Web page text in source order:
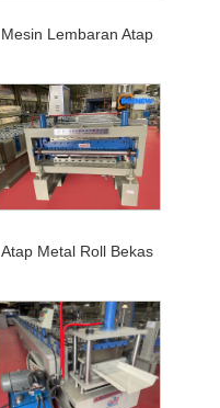
Mesin Lembaran Atap
Atap Metal Roll Bekas